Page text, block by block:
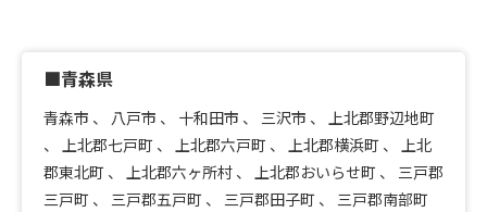
■青森県
青森市 、 八戸市 、 十和田市 、 三沢市 、 上北郡野辺地町
、 上北郡七戸町 、 上北郡六戸町 、 上北郡横浜町 、 上北
郡東北町 、 上北郡六ヶ所村 、 上北郡おいらせ町 、 三戸郡
三戸町 、 三戸郡五戸町 、 三戸郡田子町 、 三戸郡南部町